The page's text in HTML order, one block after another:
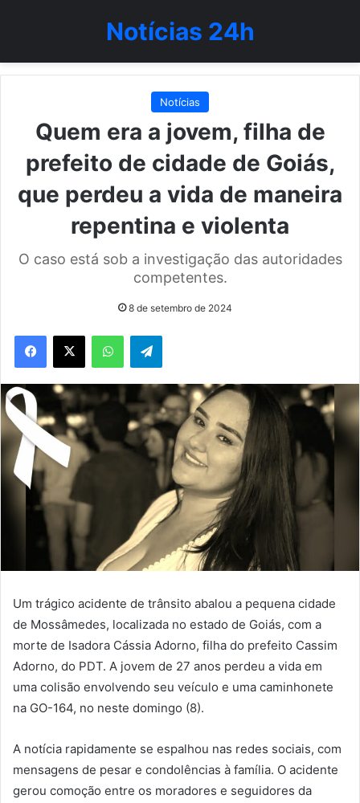
Notícias 24h
Notícias
Quem era a jovem, filha de
prefeito de cidade de Goiás,
que perdeu a vida de maneira
repentina e violenta
O caso está sob a investigação das autoridades
competentes.
8 de setembro de 2024
WhatsAppTelegram
Um trágico acidente de trânsito abalou a pequena cidade
de Mossâmedes, localizada no estado de Goiás, com a
morte de Isadora Cássia Adorno, filha do prefeito Cassim
Adorno, do PDT. A jovem de 27 anos perdeu a vida em
uma colisão envolvendo seu veículo e uma caminhonete
na GO-164, no neste domingo (8).
A notícia rapidamente se espalhou nas redes sociais, com
mensagens de pesar e condolências à família. O acidente
gerou comoção entre os moradores e seguidores da